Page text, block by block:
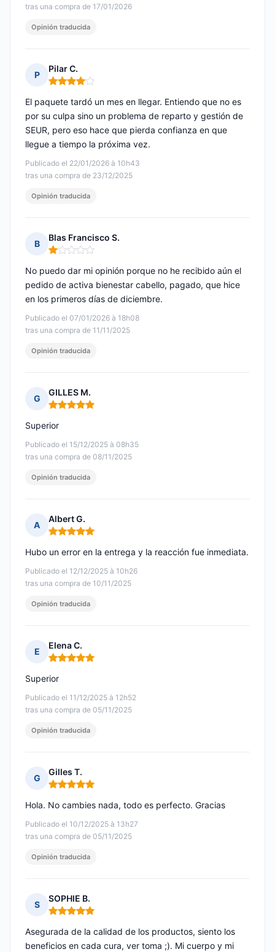
tras una compra de 17/01/2026
Opinión traducida
P
Pilar C.
Nota: 4 de 5
Publicado el 22/01/2026 à 10h43
tras una compra de 23/12/2025
El paquete tardó un mes en llegar. Entiendo que no es
por su culpa sino un problema de reparto y gestión de
SEUR, pero eso hace que pierda confianza en que
llegue a tiempo la próxima vez.
Opinión traducida
B
Blas Francisco S.
Nota: 1 de 5
Publicado el 07/01/2026 à 18h08
tras una compra de 11/11/2025
No puedo dar mi opinión porque no he recibido aún el
pedido de activa bienestar cabello, pagado, que hice
en los primeros días de diciembre.
Opinión traducida
G
GILLES M.
Nota: 5 de 5
Publicado el 15/12/2025 à 08h35
tras una compra de 08/11/2025
Superior
Opinión traducida
A
Albert G.
Nota: 5 de 5
Publicado el 12/12/2025 à 10h26
tras una compra de 10/11/2025
Hubo un error en la entrega y la reacción fue inmediata.
Opinión traducida
E
Elena C.
Nota: 5 de 5
Publicado el 11/12/2025 à 12h52
tras una compra de 05/11/2025
Superior
Opinión traducida
G
Gilles T.
Nota: 5 de 5
Publicado el 10/12/2025 à 13h27
tras una compra de 05/11/2025
Hola. No cambies nada, todo es perfecto. Gracias
Opinión traducida
S
SOPHIE B.
Nota: 5 de 5
Asegurada de la calidad de los productos, siento los
beneficios en cada cura, ver toma ;). Mi cuerpo y mi